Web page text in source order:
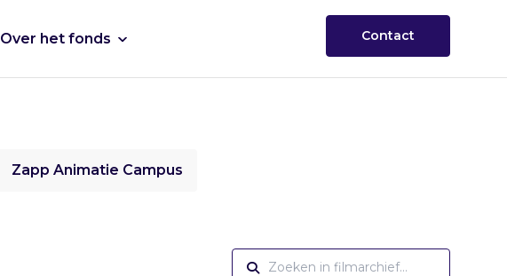
Over het fonds Contact
Zapp Animatie Campus